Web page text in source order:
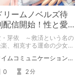
リームノベルズ待
配信開始！性と愛
、ファンタジー官
幕！
・芽依 ～救済という名の
、相克する運命の少女た
気に上・下巻が同時配
キルタイムコミュニケーション（KTC）の作品を一人でも多くの人に知ってほしい人
0 2分